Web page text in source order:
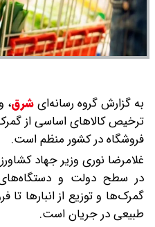
به گزارش گروه رسانه‌ایشرق،
ترخیص کالا‌های اساسی از
فروشگاه در کشور منظم است.
غلامرضا نوری وزیر جهاد
در سطح دولت و دستگاه‌های
گمرک‌ها و توزیع از انبار‌ها
طبیعی در جریان است.